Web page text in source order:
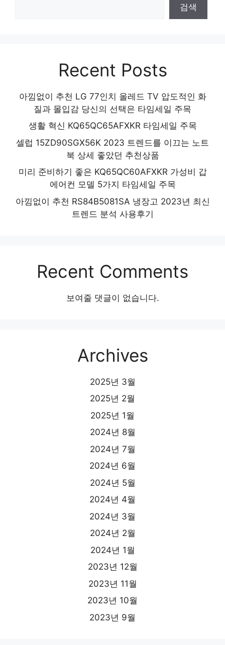
검색
Recent Posts
아낌없이 추천 LG 77인치 올레드 TV 압도적인 화
질과 몰입감 당신의 선택은 타임세일 주목
생활 혁신 KQ65QC65AFXKR 타임세일 주목
셀럽 15ZD90SGX56K 2023 트렌드를 이끄는 노트
북 상세 좋았던 추천상품
미리 준비하기 좋은 KQ65QC60AFXKR 가성비 갑
에어컨 모델 5가지 타임세일 주목
아낌없이 추천 RS84B5081SA 냉장고 2023년 최신
트렌드 분석 사용후기
Recent Comments
보여줄 댓글이 없습니다.
Archives
2025년 3월
2025년 2월
2025년 1월
2024년 8월
2024년 7월
2024년 6월
2024년 5월
2024년 4월
2024년 3월
2024년 2월
2024년 1월
2023년 12월
2023년 11월
2023년 10월
2023년 9월